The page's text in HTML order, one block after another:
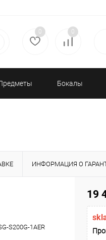
0 0
Бокалы
ИНФОРМАЦИЯ О
S200G-1AER
19